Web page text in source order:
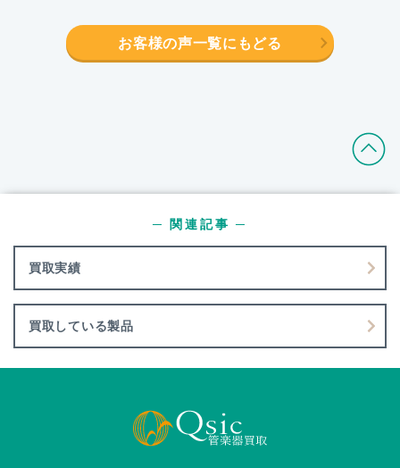
お客様の声一覧にもどる
買取実績
─ 関連記事 ─
買取している製品